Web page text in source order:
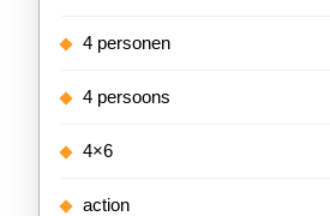
4 personen
4 persoons
4×6
action